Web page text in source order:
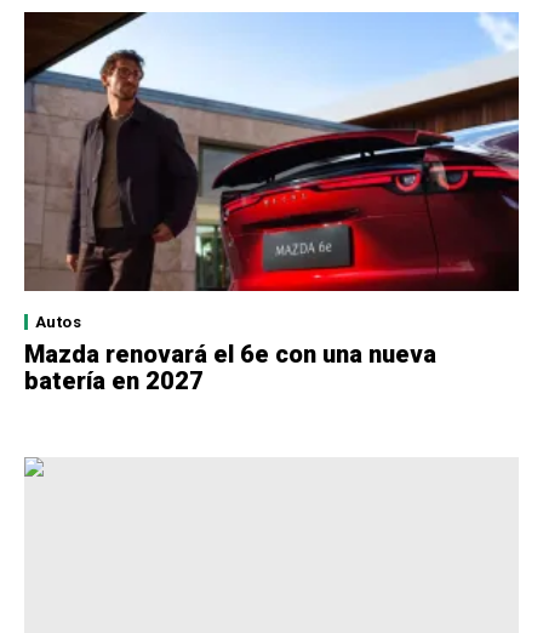
Autos
Mazda renovará el 6e con una nueva
batería en 2027